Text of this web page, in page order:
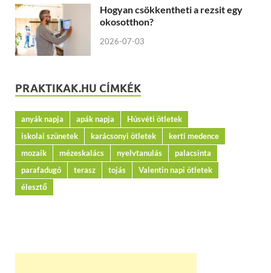
Hogyan csökkentheti a rezsit egy
okosotthon?
2026-07-03
PRAKTIKAK.HU CÍMKÉK
anyák napja apák napja
Húsvéti ötletek
iskolai szünetek
karácsonyi ötletek
kerti medence
mozaik
mézeskalács nyelvtanulás
palacsinta
parafadugó
terasz tojás
Valentin napi ötletek
élesztő